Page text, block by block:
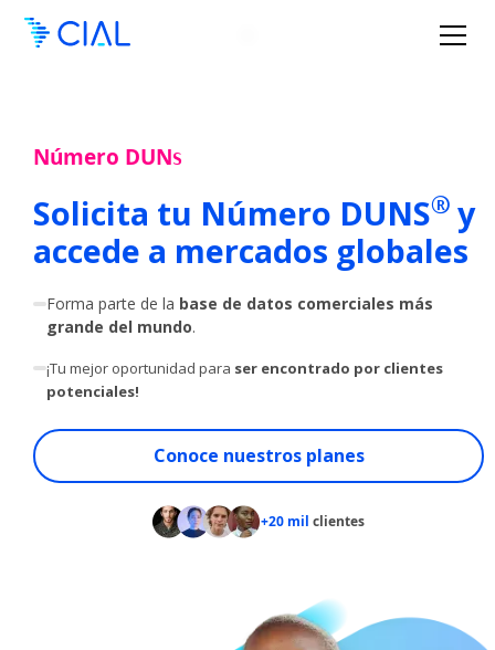
Número DUNS
Solicita tu Número DUNS® y
accede a mercados globales
Forma parte de la base de datos comerciales más
grande del mundo.
¡Tu mejor oportunidad para ser encontrado por clientes
potenciales!
Conoce nuestros planes
+20 mil clientes